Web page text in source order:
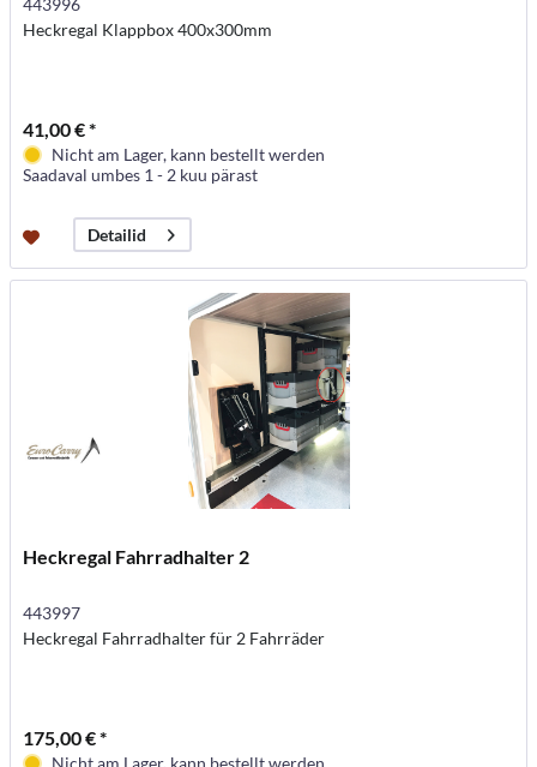
443996
Heckregal Klappbox 400x300mm
41,00 € *
Nicht am Lager, kann bestellt werden
Saadaval umbes 1 - 2 kuu pärast
Detailid
Heckregal Fahrradhalter 2
443997
Heckregal Fahrradhalter für 2 Fahrräder
175,00 € *
Nicht am Lager, kann bestellt werden